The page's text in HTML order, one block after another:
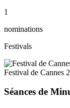
1
nominations
Festivals
Festival de Cannes
Séances de